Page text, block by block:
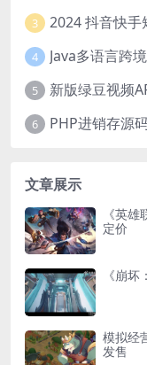
3 2024 抖音快
4
5 新版绿豆视频
6
文章展示
《英
定价
《崩
模拟经
发售